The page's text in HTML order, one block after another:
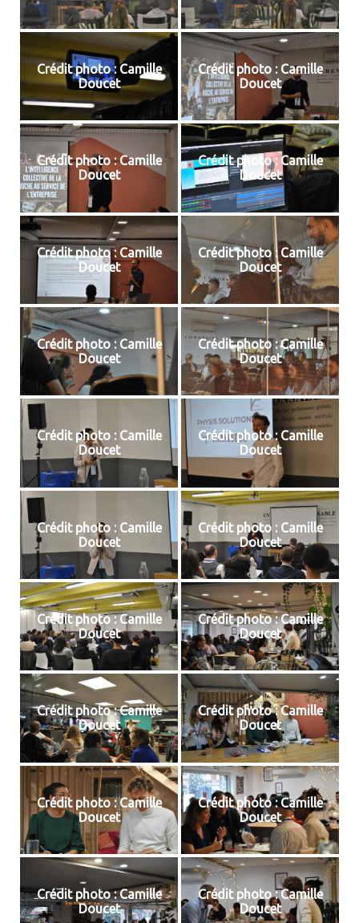
Crédit photo : Camille
Doucet
Crédit photo : Camille
Doucet
Crédit photo : Camille
Doucet
Crédit photo : Camille
Doucet
Crédit photo : Camille
Doucet
Crédit photo : Camille
Doucet
Crédit photo : Camille
Doucet
Crédit photo : Camille
Doucet
Crédit photo : Camille
Doucet
Crédit photo : Camille
Doucet
Crédit photo : Camille
Doucet
Crédit photo : Camille
Doucet
Crédit photo : Camille
Doucet
Crédit photo : Camille
Doucet
Crédit photo : Camille
Doucet
Crédit photo : Camille
Doucet
Crédit photo : Camille
Doucet
Crédit photo : Camille
Doucet
Crédit photo : Camille
Doucet
Crédit photo : Camille
Doucet